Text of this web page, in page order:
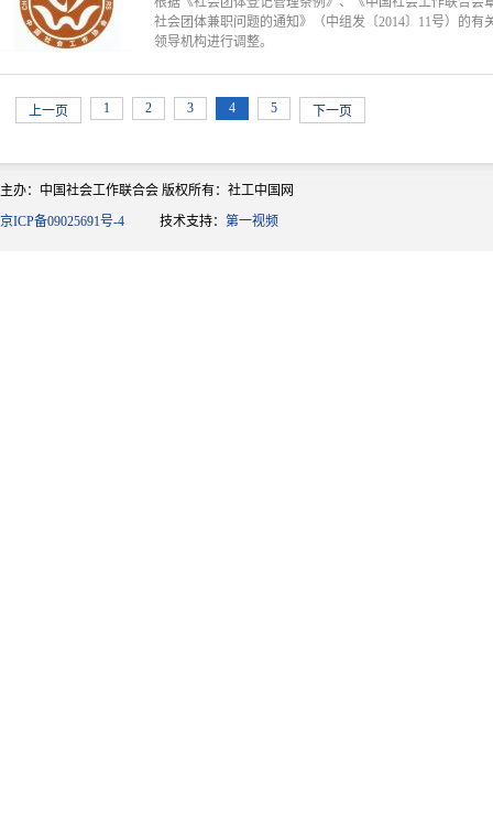
社会团体兼职问题的通知》（中组发〔2014〕11号）的
领导机构进行调整。
上一页 1 2 3 4 5 下一页
主办：中国社会工作联合会 版权所有：社工中国网
京ICP备09025691号-4 技术支持： 第一视频